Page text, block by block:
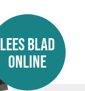
LEES BLAD
ONLINE